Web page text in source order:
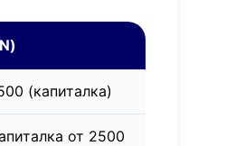
(капиталка)
от 2500